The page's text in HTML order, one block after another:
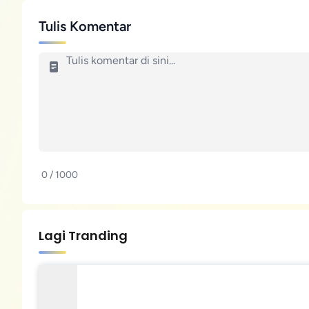
Tulis Komentar
0 / 1000
Lagi Tranding